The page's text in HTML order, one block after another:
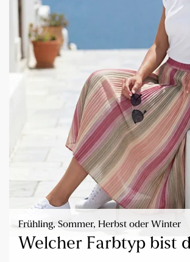
Frühling, Sommer, Herbst oder Winter
Welcher Farbtyp bist